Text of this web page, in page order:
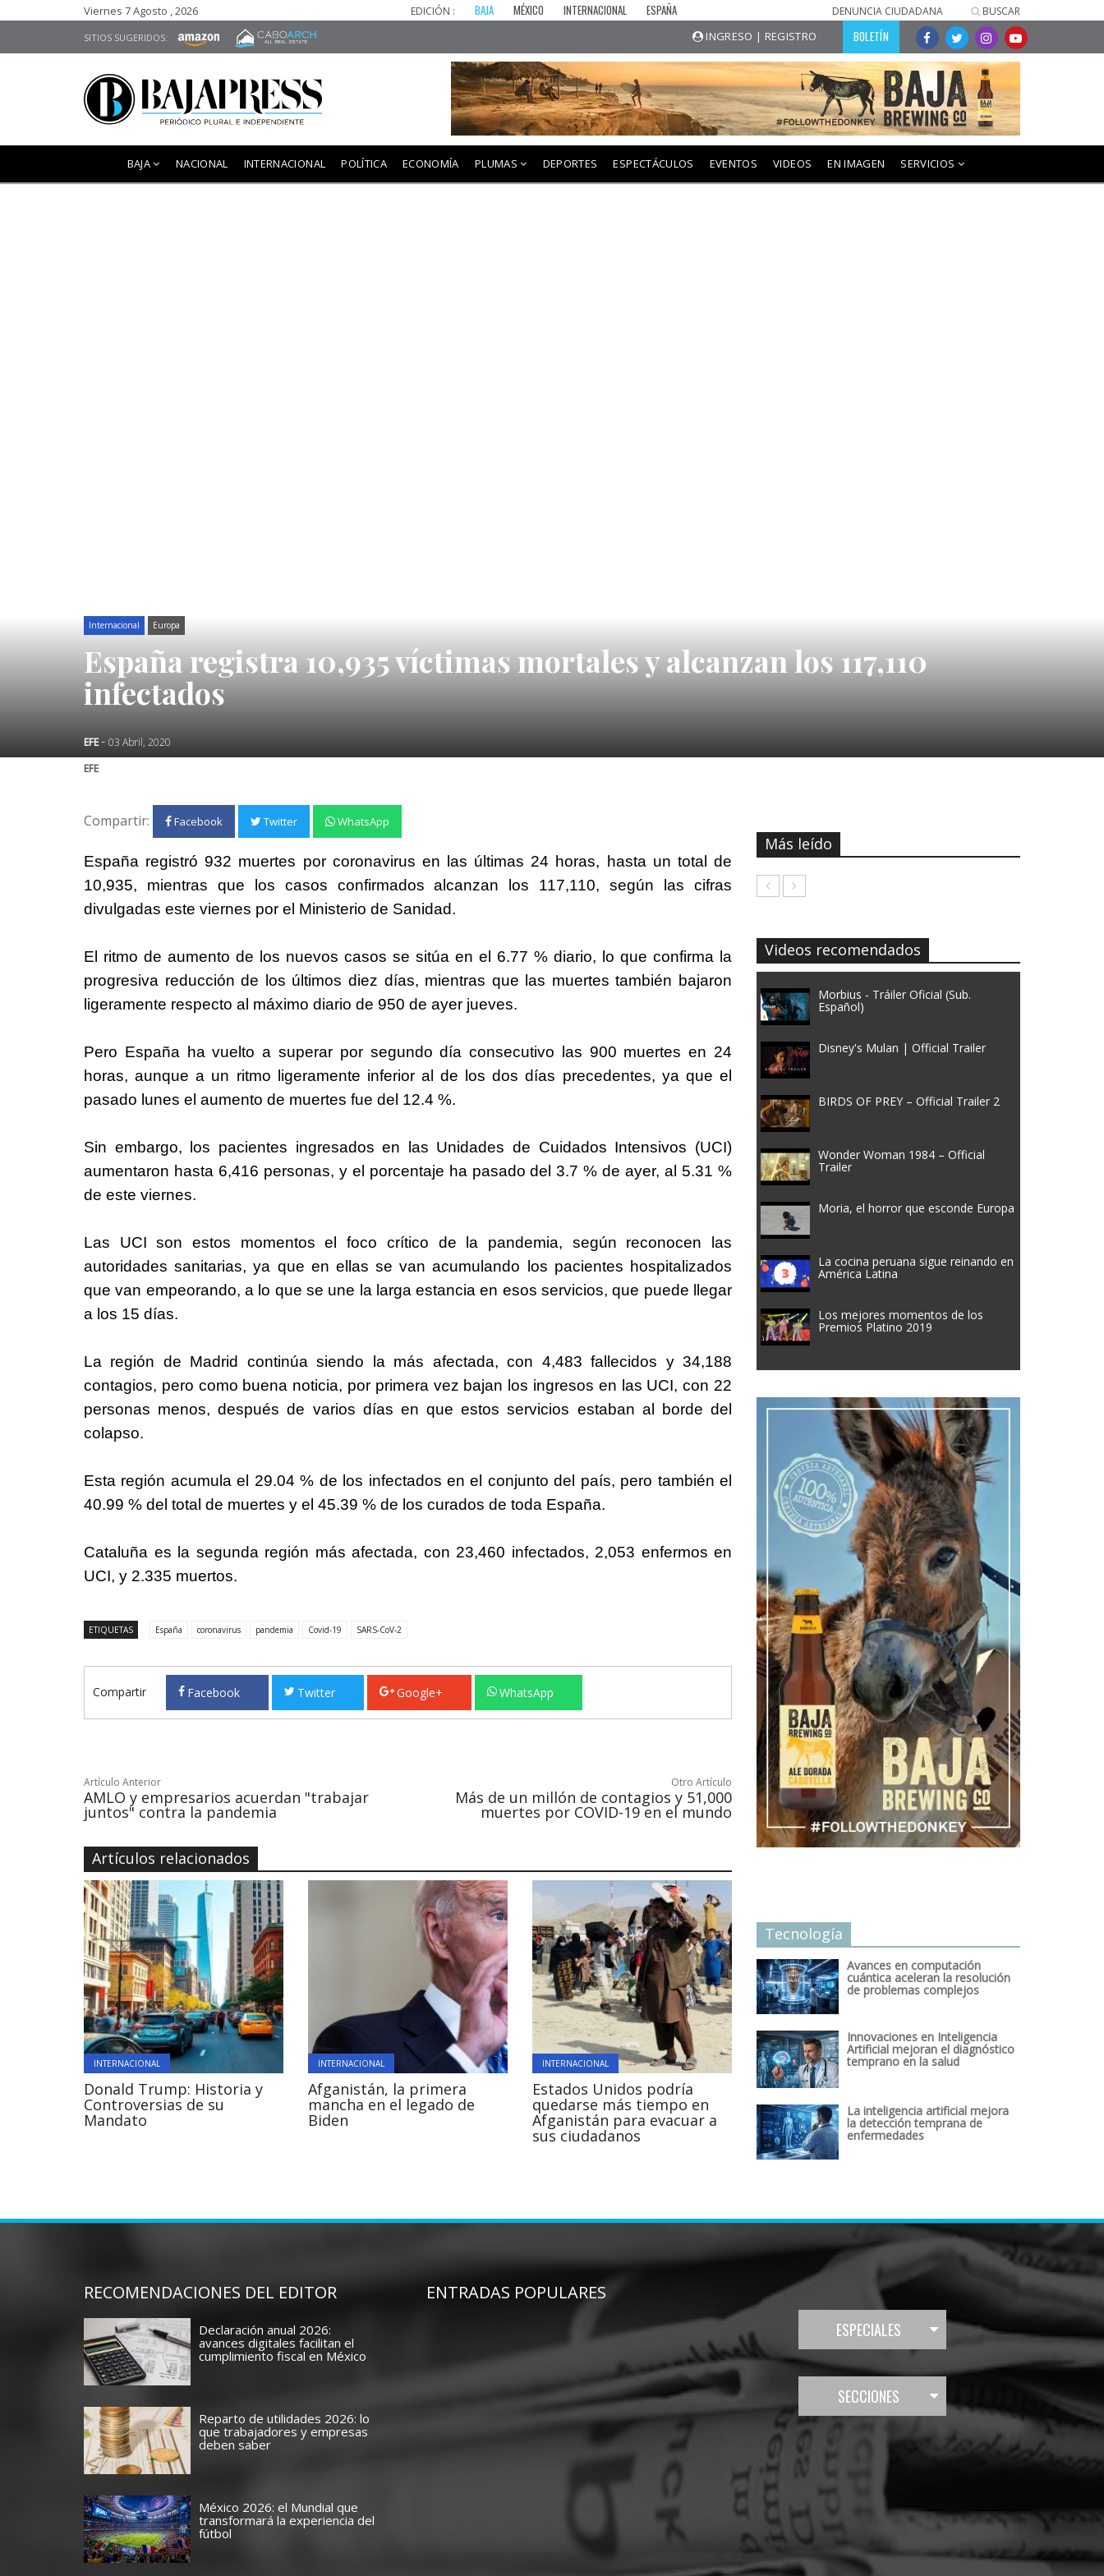
Viernes 7 Agosto , 2026 EDICIÓN : BAJA MÉXICO INTERNACIONAL ESPAÑA DENUNCIA CIUDADANA BUSCAR
SITIOS SUGERIDOS: INGRESO | REGISTRO BOLETÍN
BAJA NACIONAL INTERNACIONAL POLÍTICA ECONOMÍA PLUMAS DEPORTES ESPECTÁCULOS EVENTOS VIDEOS EN IMAGEN SERVICIOS
Internacional Europa
España registra 10,935 víctimas mortales y alcanzan los 117,110
infectados
EFE- 03 Abril, 2020
EFE
Compartir: Facebook Twitter WhatsApp
España registró 932 muertes por coronavirus en las últimas 24 horas, hasta un total de
10,935, mientras que los casos confirmados alcanzan los 117,110, según las cifras
divulgadas este viernes por el Ministerio de Sanidad.
El ritmo de aumento de los nuevos casos se sitúa en el 6.77 % diario, lo que confirma la
progresiva reducción de los últimos diez días, mientras que las muertes también bajaron
ligeramente respecto al máximo diario de 950 de ayer jueves.
Pero España ha vuelto a superar por segundo día consecutivo las 900 muertes en 24
horas, aunque a un ritmo ligeramente inferior al de los dos días precedentes, ya que el
pasado lunes el aumento de muertes fue del 12.4 %.
Sin embargo, los pacientes ingresados en las Unidades de Cuidados Intensivos (UCI)
aumentaron hasta 6,416 personas, y el porcentaje ha pasado del 3.7 % de ayer, al 5.31 %
de este viernes.
Las UCI son estos momentos el foco crítico de la pandemia, según reconocen las
autoridades sanitarias, ya que en ellas se van acumulando los pacientes hospitalizados
que van empeorando, a lo que se une la larga estancia en esos servicios, que puede llegar
a los 15 días.
La región de Madrid continúa siendo la más afectada, con 4,483 fallecidos y 34,188
contagios, pero como buena noticia, por primera vez bajan los ingresos en las UCI, con 22
personas menos, después de varios días en que estos servicios estaban al borde del
colapso.
Esta región acumula el 29.04 % de los infectados en el conjunto del país, pero también el
40.99 % del total de muertes y el 45.39 % de los curados de toda España.
Cataluña es la segunda región más afectada, con 23,460 infectados, 2,053 enfermos en
UCI, y 2.335 muertos.
ETIQUETAS España coronavirus pandemia Covid-19 SARS-CoV-2
Compartir Facebook Twitter Google+ WhatsApp
Artículo Anterior
AMLO y empresarios acuerdan "trabajar
juntos" contra la pandemia
Otro Artículo
Más de un millón de contagios y 51,000
muertes por COVID-19 en el mundo
Artículos relacionados
INTERNACIONAL
Donald Trump: Historia y
Controversias de su
Mandato
INTERNACIONAL
Afganistán, la primera
mancha en el legado de
Biden
INTERNACIONAL
Estados Unidos podría
quedarse más tiempo en
Afganistán para evacuar a
sus ciudadanos
Más leído
Videos recomendados
Morbius - Tráiler Oficial (Sub.
Español)
Disney's Mulan | Official Trailer
BIRDS OF PREY – Official Trailer 2
Wonder Woman 1984 – Official
Trailer
Moria, el horror que esconde Europa
La cocina peruana sigue reinando en
América Latina
Los mejores momentos de los
Premios Platino 2019
Tecnología
Avances en computación
cuántica aceleran la resolución
de problemas complejos
Innovaciones en Inteligencia
Artificial mejoran el diagnóstico
temprano en la salud
La inteligencia artificial mejora
la detección temprana de
enfermedades
RECOMENDACIONES DEL EDITOR
Declaración anual 2026:
avances digitales facilitan el
cumplimiento fiscal en México
Reparto de utilidades 2026: lo
que trabajadores y empresas
deben saber
México 2026: el Mundial que
transformará la experiencia del
fútbol
ENTRADAS POPULARES
ESPECIALES
SECCIONES